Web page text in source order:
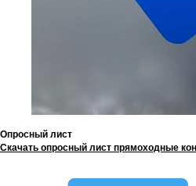
Опросный лист
Скачать опросный лист прямоходные